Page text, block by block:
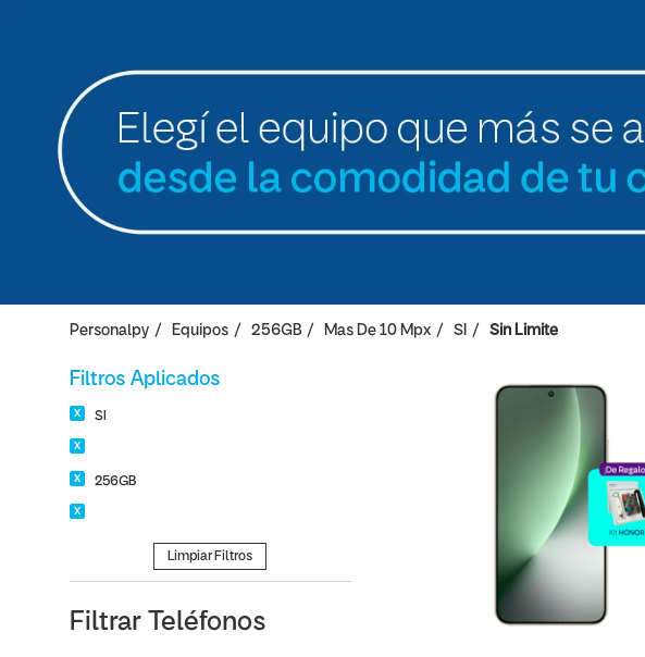
Personalpy Equipos 256GB Mas De 10 Mpx SI Sin Limite
Filtros Aplicados
SI
256GB
Limpiar Filtros
Filtrar Teléfonos